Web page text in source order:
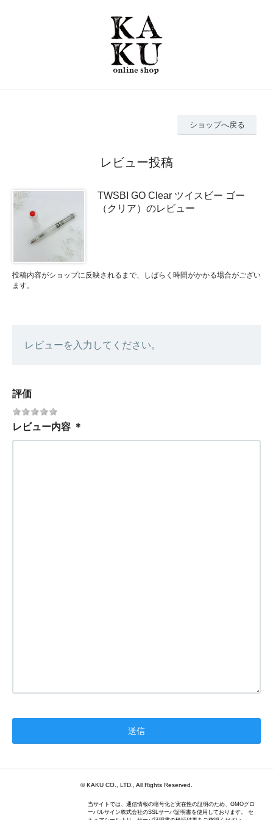
ショップへ戻る
レビュー投稿
TWSBI GO Clear ツイスビー ゴー
（クリア）のレビュー
投稿内容がショップに反映されるまで、しばらく時間がかかる場合がござい
ます。
レビューを入力してください。
評価
レビュー内容 ＊
© KAKU CO., LTD., All Rights Reserved.
当サイトでは、通信情報の暗号化と実在性の証明のため、GMOグロ
ーバルサイン株式会社のSSLサーバ証明書を使用しております。 セ